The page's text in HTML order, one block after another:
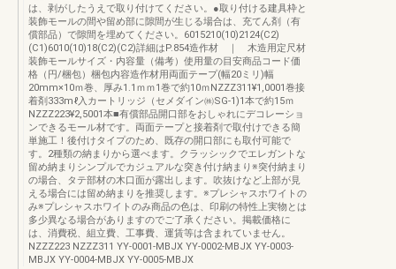
は、剥がしたうえで取り付けてください。●取り付ける建具枠と
装飾モールの間や留め部に隙間が生じる場合は、充てん剤（有
償部品）で隙間を埋めてください。6015210(10)2124(C2)
(C1)6010(10)18(C2)(C2)詳細はP.854造作材 ｜ 木造用定尺材
装飾モールサイズ・内容量（備考）使用量の目安商品コード価
格（円/梱包）梱包内容造作材用両面テープ(幅20ミリ)幅
20mm×10ｍ巻、厚み1.1ｍｍ1巻で約10ｍNZZZ311¥1,0001巻接
着剤333mℓ入カートリッジ（セメダイン㈱SG-1)1本で約15ｍ
NZZZ223¥2,5001本■有償部品開口部をおしゃれにデコレーショ
ンできるモール材です。両面テープと接着剤で取付けできる簡
単施工！後付けタイプのため、既存の開口部にも取付可能で
す。2種類の納まりから選べます。クラッシックでエレガントな
留め納まりシンプルでカジュアルな突き付け納まり※突付納まり
の場合、タテ部材の木口面が露出します。吹抜けなど上部が見
える場合には留め納まりを推奨します。※プレシャスホワイトの
み※プレシャスホワイトのみ商品の色は、印刷の特性上実物とは
多少異なる場合がありますのでご了承ください。掲載価格に
は、消費税、組立費、工事費、運賃等は含まれていません。
NZZZ223 NZZZ311 YY-0001-MBJX YY-0002-MBJX YY-0003-
MBJX YY-0004-MBJX YY-0005-MBJX